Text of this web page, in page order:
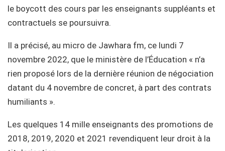
le boycott des cours par les enseignants suppléants et
contractuels se poursuivra.
Il a précisé, au micro de Jawhara fm, ce lundi 7
novembre 2022, que le ministère de l’Éducation « n’a
rien proposé lors de la dernière réunion de négociation
datant du 4 novembre de concret, à part des contrats
humiliants ».
Les quelques 14 mille enseignants des promotions de
2018, 2019, 2020 et 2021 revendiquent leur droit à la